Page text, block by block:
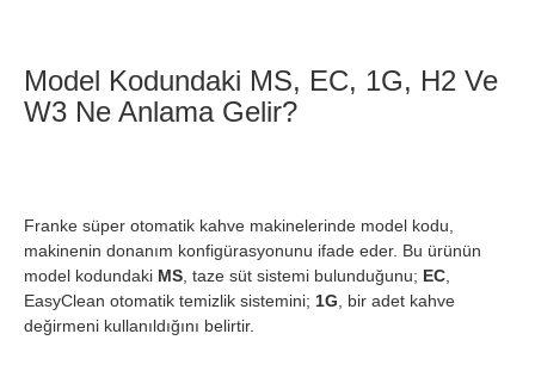
Model Kodundaki MS, EC, 1G, H2 Ve
W3 Ne Anlama Gelir?
Franke süper otomatik kahve makinelerinde model kodu,
makinenin donanım konfigürasyonunu ifade eder. Bu ürünün
model kodundaki MS , taze süt sistemi bulunduğunu; EC
EasyClean otomatik temizlik sistemini; 1G , bir adet kahve
değirmeni kullanıldığını belirtir.